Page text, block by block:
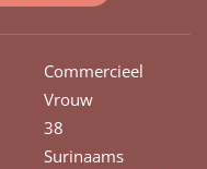
Commercieel
Vrouw
38
Surinaams